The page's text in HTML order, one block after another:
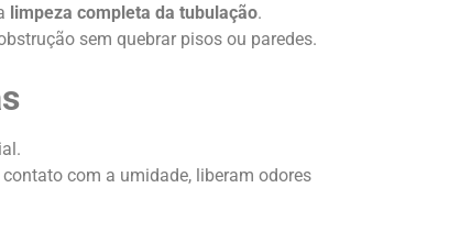
limpeza completa da tubulação.
sem quebrar pisos ou paredes.
contato com a umidade, liberam odores